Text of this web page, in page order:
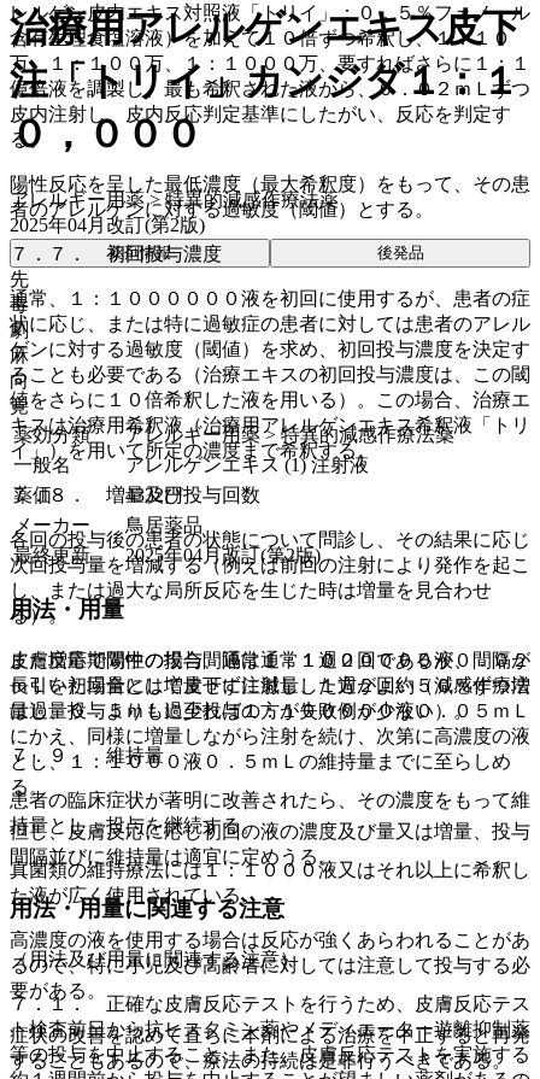
レルゲン皮内エキス対照液「トリイ」：０．５％フェノール
含有生理食塩溶液）を加えて１０倍ずつ希釈し、１：１０
万、１：１００万、１：１０００万、要すればさらに１：１
億倍液を調製し、最も希釈された液から、０．０２ｍＬずつ
皮内注射し、皮内反応判定基準にしたがい、反応を判定す
る。
陽性反応を呈した最低濃度（最大希釈度）をもって、その患
者のアレルゲンに対する過敏度（閾値）とする。
７．７． 初回投与濃度
通常、１：１００００００液を初回に使用するが、患者の症
状に応じ、または特に過敏症の患者に対しては患者のアレル
ゲンに対する過敏度（閾値）を求め、初回投与濃度を決定す
ることも必要である（治療エキスの初回投与濃度は、この閾
値をさらに１０倍希釈した液を用いる）。この場合、治療エ
キスは治療用希釈液（治療用アレルゲンエキス希釈液「トリ
イ」）を用いて所定の濃度まで希釈する。
７．８． 増量及び投与回数
各回の投与後の患者の状態について問診し、その結果に応じ
次回投与量を増減する（例えば前回の注射により発作を起こ
し、または過大な局所反応を生じた時は増量を見合わせ
る）。
また増量期間中の投与間隔は通常１週２回であるが、間隔が
長引いた場合には増量せずに減量した方がよい（減感作療法
は過量投与よりも過少投与の方が失敗例が少ない）。
７．９． 維持量
患者の臨床症状が著明に改善されたら、その濃度をもって維
持量とし、投与を継続する。
真菌類の維持療法には１：１０００液又はそれ以上に希釈し
た液が広く使用されている。
高濃度の液を使用する場合は反応が強くあらわれることがあ
るので、特に小児及び高齢者に対しては注意して投与する必
要がある。
症状の改善を認めて直ちに本剤による治療を中止すると再発
することもあるので、療法の持続は是非行うべきである。
治療用アレルゲンエキス皮下
注「トリイ」カンジダ１：１
０，０００
アレルギー用薬 > 特異的減感作療法薬
2025年04月改訂(第2版)
薬剤情報 後発品
先
毒
劇
麻
向
覚
薬効分類
アレルギー用薬 > 特異的減感作療法薬
一般名
アレルゲンエキス (1) 注射液
薬価
4332円
メーカー
鳥居薬品
最終更新
2025年04月改訂(第2版)
用法・用量
皮膚反応で陽性の場合、通常１：１００００００液０．０２
ｍＬを初回量として皮下に注射し、１週２回約５０％ずつ増
量し、０．５ｍＬに至れば１：１０００００液０．０５ｍＬ
にかえ、同様に増量しながら注射を続け、次第に高濃度の液
とし、１：１０００液０．５ｍＬの維持量までに至らしめ
る。
但し、皮膚反応に応じ初回の液の濃度及び量又は増量、投与
間隔並びに維持量は適宜に定めうる。
用法・用量に関連する注意
（用法及び用量に関連する注意）
７．１． 正確な皮膚反応テストを行うため、皮膚反応テス
ト検査前日から抗ヒスタミン薬やメディエーター遊離抑制薬
等の投与を中止すること。また、皮膚反応テストを実施する